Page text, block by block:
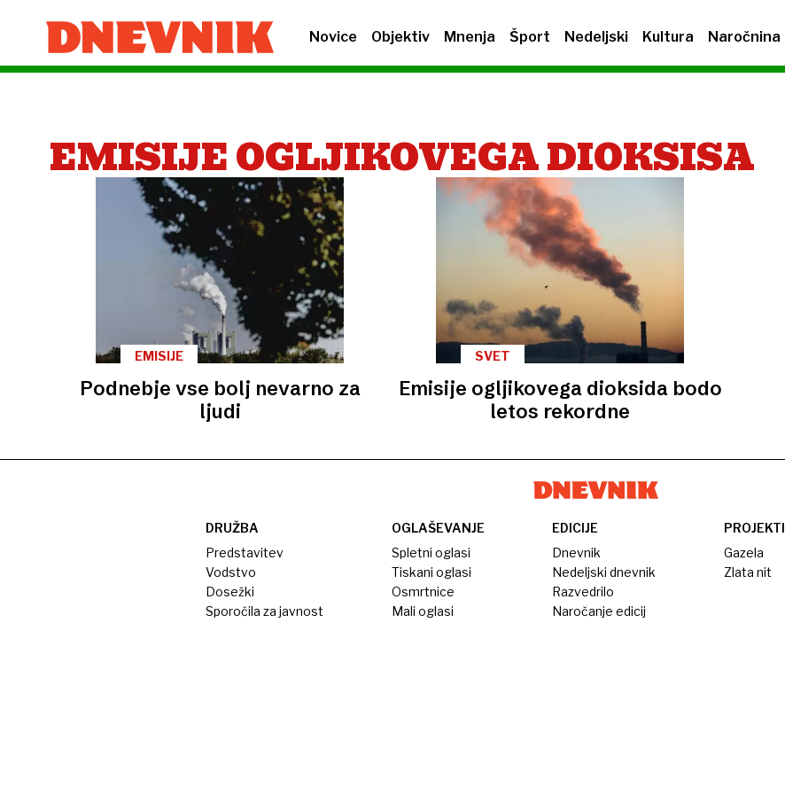
Novice Objektiv Mnenja Šport Nedeljski Kultura Naročnina
EMISIJE OGLJIKOVEGA DIOKSISA
EMISIJE
Podnebje vse bolj nevarno za
ljudi
SVET
Emisije ogljikovega dioksida bodo
letos rekordne
DRUŽBA
Predstavitev
Vodstvo
Dosežki
Sporočila za javnost
OGLAŠEVANJE
Spletni oglasi
Tiskani oglasi
Osmrtnice
Mali oglasi
EDICIJE
Dnevnik
Nedeljski dnevnik
Razvedrilo
Naročanje edicij
PROJEKTI
Gazela
Zlata nit